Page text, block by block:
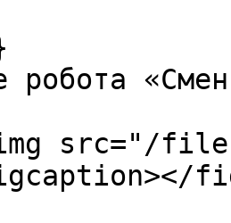
робота
src="/files/